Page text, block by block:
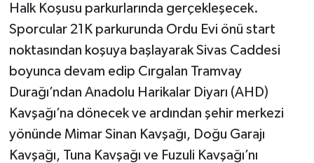
Halk Koşusu parkurlarında gerçekleşecek.
Sporcular 21K parkurunda Ordu Evi önü start
noktasından koşuya başlayarak Sivas Caddesi
boyunca devam edip Cırgalan Tramvay
Durağı’ndan Anadolu Harikalar Diyarı (AHD)
Kavşağı’na dönecek ve ardından şehir merkezi
yönünde Mimar Sinan Kavşağı, Doğu Garajı
Kavşağı, Tuna Kavşağı ve Fuzuli Kavşağı’nı